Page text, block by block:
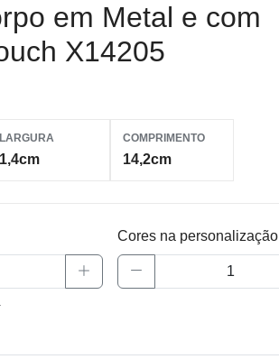
em Metal e com
X14205
LARGURA
1,4cm
COMPRIMENTO
14,2cm
Cores na personalização